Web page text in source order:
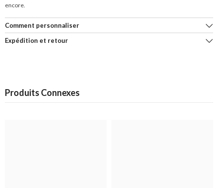
encore.
Comment personnaliser
Expédition et retour
Produits Connexes